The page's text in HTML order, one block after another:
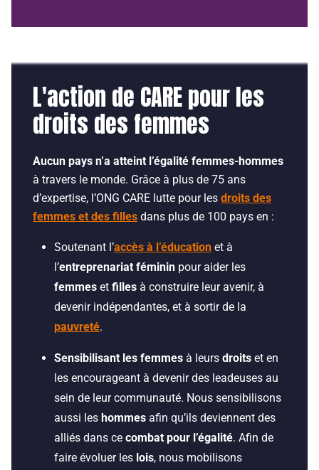
L'action de CARE pour les
droits des femmes
Aucun pays n’a atteint l’égalité femmes-hommes
à travers le monde. Grâce à plus de 75 ans
d’expertise, l’ONG CARE lutte pour les droits des
femmes et des filles dans plus de 100 pays en :
Soutenant l’accès à l’éducation et à
l’entreprenariat féminin pour aider les
femmes et filles à construire leur avenir, à
devenir indépendantes, et à sortir de la
pauvreté.
Sensibilisant les femmes à leurs droits et en
les encourageant à devenir des leadeuses au
sein de leur communauté. Nous sensibilisons
aussi les hommes afin qu’ils deviennent des
alliés dans ce combat pour l’égalité. Afin de
faire évoluer les lois, nous mobilisons